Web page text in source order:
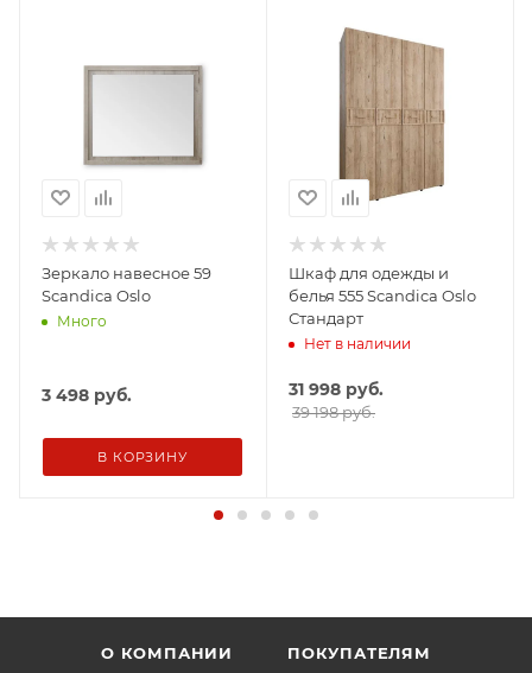
Зеркало навесное 59
Scandica Oslo
Много
3 498 руб.
В КОРЗИНУ
Шкаф для одежды и
белья 555 Scandica Oslo
Стандарт
Нет в наличии
31 998 руб.
39 198 руб.
О КОМПАНИИ ПОКУПАТЕЛЯМ